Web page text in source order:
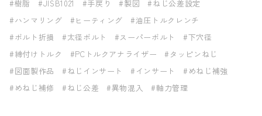
#樹脂
#JISB1021 #手戻り #製図
#ねじ公差設定
#ハンマリング
#ヒーティング
#油圧トルクレンチ
#ボルト折損
#太径ボルト #スーパーボルト
#下穴径
#締付けトルク
#PCトルクアナライザー
#タッピンねじ
#図面製作品
#ねじインサート #インサート
#めねじ補強
#めねじ補修
#ねじ公差 #異物混入 #軸力管理